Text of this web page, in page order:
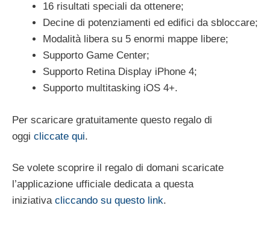
16 risultati speciali da ottenere;
Decine di potenziamenti ed edifici da sbloccare;
Modalità libera su 5 enormi mappe libere;
Supporto Game Center;
Supporto Retina Display iPhone 4;
Supporto multitasking iOS 4+.
Per scaricare gratuitamente questo regalo di
oggi cliccate qui.
Se volete scoprire il regalo di domani scaricate
l’applicazione ufficiale dedicata a questa
iniziativa cliccando su questo link.